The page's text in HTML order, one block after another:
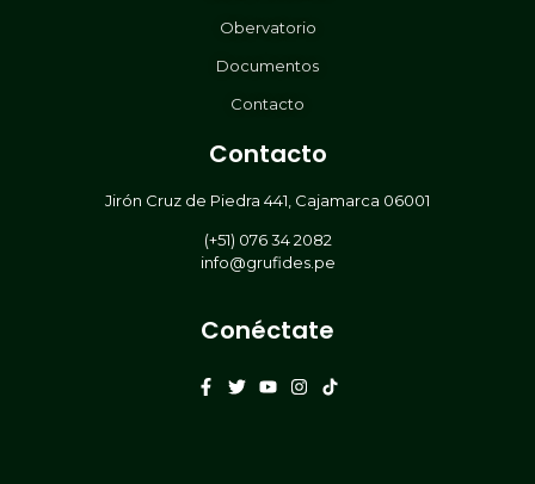
Obervatorio
Documentos
Contacto
Contacto
Jirón Cruz de Piedra 441, Cajamarca 06001
(+51) 076 34 2082
info@grufides.pe
Conéctate